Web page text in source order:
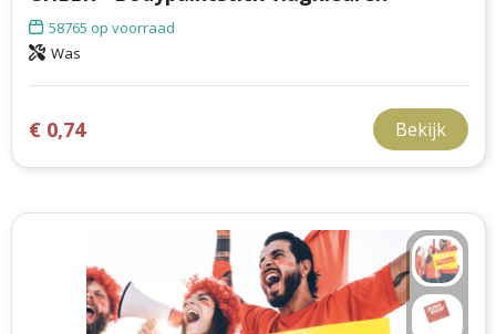
58765 op voorraad
Was
€ 0,74 Bekijk